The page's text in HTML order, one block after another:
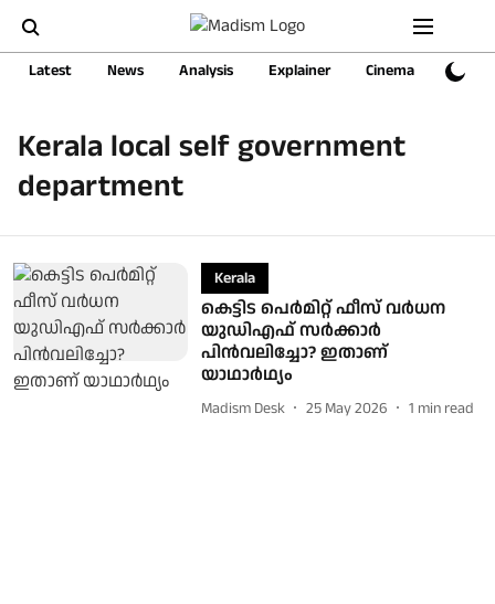
Latest News Analysis Explainer Cinema Sports
Kerala local self government
department
Kerala
കെട്ടിട പെർമിറ്റ് ഫീസ് വർധന
യുഡിഎഫ് സർക്കാർ
പിൻവലിച്ചോ? ഇതാണ്
യാഥാർഥ്യം
Madism Desk 25 May 2026 1 min read